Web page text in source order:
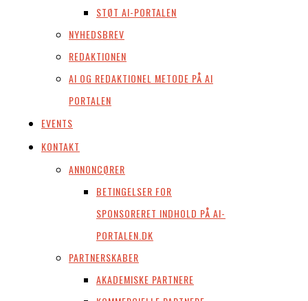
STØT AI-PORTALEN
NYHEDSBREV
REDAKTIONEN
AI OG REDAKTIONEL METODE PÅ AI
PORTALEN
EVENTS
KONTAKT
ANNONCØRER
BETINGELSER FOR
SPONSORERET INDHOLD PÅ AI-
PORTALEN.DK
PARTNERSKABER
AKADEMISKE PARTNERE